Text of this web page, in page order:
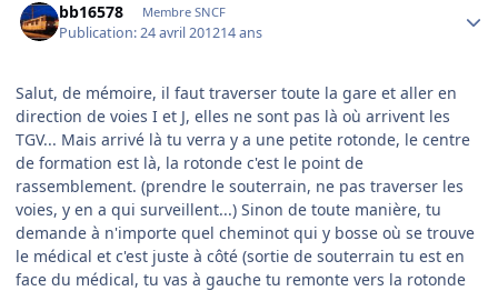
bb16578 Membre SNCF
Publication:24 avril 201214 ans
Salut, de mémoire, il faut traverser toute la gare et aller en
direction de voies I et J, elles ne sont pas là où arrivent les
TGV... Mais arrivé là tu verra y a une petite rotonde, le centre
de formation est là, la rotonde c'est le point de
rassemblement. (prendre le souterrain, ne pas traverser les
voies, y en a qui surveillent...) Sinon de toute manière, tu
demande à n'importe quel cheminot qui y bosse où se trouve
le médical et c'est juste à côté (sortie de souterrain tu est en
face du médical, tu vas à gauche tu remonte vers la rotonde